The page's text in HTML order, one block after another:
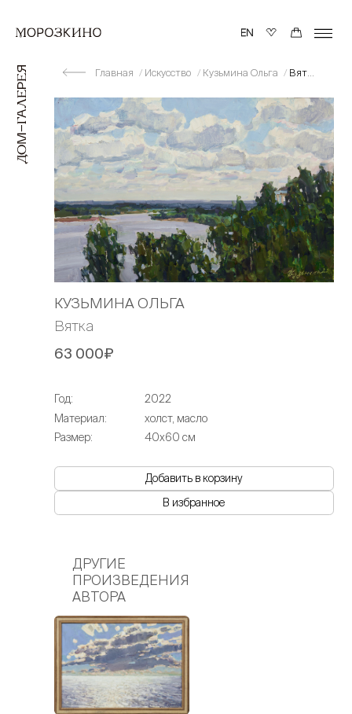
Главная Искусство Кузьмина Ольга Вятка
КУЗЬМИНА ОЛЬГА
Вятка
63 000₽
Год:
2022
Материал:
холст, масло
Размер:
40х60 см
Добавить в корзину
В избранное
ДРУГИЕ
ПРОИЗВЕДЕНИЯ
АВТОРА